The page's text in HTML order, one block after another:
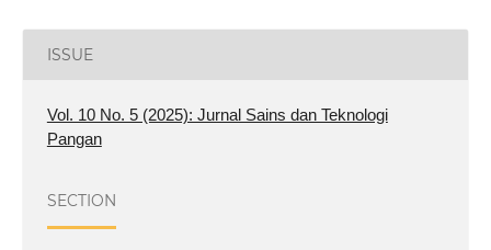
ISSUE
Vol. 10 No. 5 (2025): Jurnal Sains dan Teknologi
Pangan
SECTION